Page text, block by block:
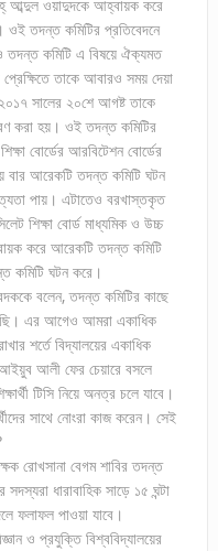
আব্দুল ওয়াদুদকে আহ্বায়ক করে
ওই তদন্ত কমিটির প্রতিবেদনে
তদন্ত কমিটি এ বিষয়ে ঐক্যমত
তাকে আবারও সময় দেয়া
সালের ২০শে আগষ্ট তাকে
করা হয়। ওই তদন্ত কমিটির
বোর্ডের আরবিটেশন বোর্ডের
বার আরেকটি তদন্ত কমিটি ঘটন
পায়। এটাতেও বরখাস্তকৃত
শিক্ষা বোর্ড মাধ্যমিক ও উচ্চ
করে আরেকটি তদন্ত কমিটি
কমিটি ঘটন করে।
বলেন, তদন্ত কমিটির কাছে
এর আগেও আমরা একাধিক
শর্তে বিদ্যালয়ের একাধিক
আলী ফের চেয়ারে বসলে
টিসি নিয়ে অনত্র চলে যাবে।
সাথে নোংরা কাজ করেন। সেই
রোখসানা বেগম শাবির তদন্ত
ধারাবাহিক সাড়ে ১৫ ঘন্টা
ফলাফল পাওয়া যাবে।
ও প্রযুক্তি বিশ্ববিদ্যালয়ের